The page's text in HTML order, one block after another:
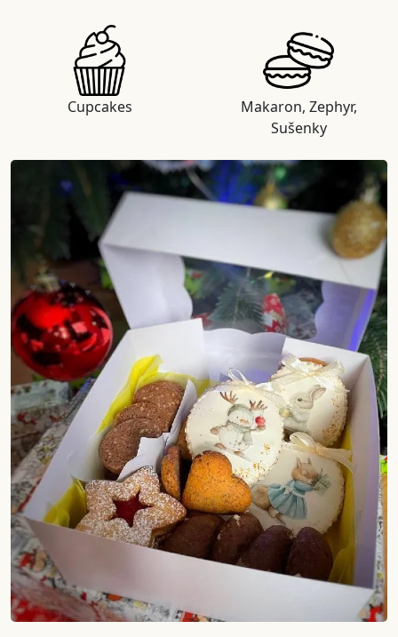
Cupcakes
Makaron, Zephyr,
Sušenky